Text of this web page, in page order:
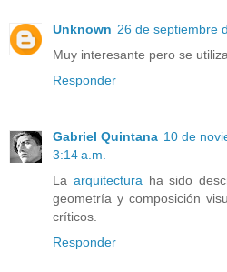
Unknown 26 de septiembre
Muy interesante pero se
Responder
Gabriel Quintana 10 de
3:14 a.m.
La arquitectura ha sido
geometría y composición
críticos.
Responder